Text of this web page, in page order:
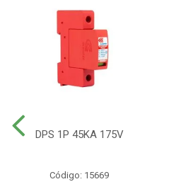
DPS 1P 45KA 175V
Código: 15669